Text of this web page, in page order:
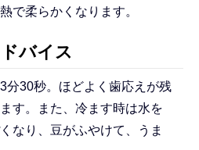
で柔らかくなります。
バイス
分30秒。ほどよく歯応えが残
す。また、冷ます時は水を
なり、豆がふやけて、うま